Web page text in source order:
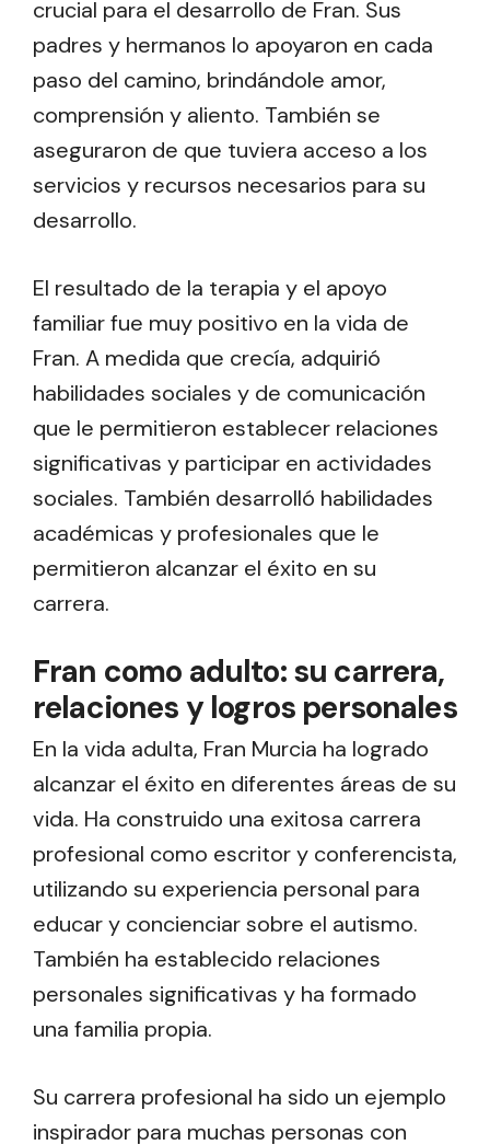
crucial para el desarrollo de Fran. Sus
padres y hermanos lo apoyaron en cada
paso del camino, brindándole amor,
comprensión y aliento. También se
aseguraron de que tuviera acceso a los
servicios y recursos necesarios para su
desarrollo.
El resultado de la terapia y el apoyo
familiar fue muy positivo en la vida de
Fran. A medida que crecía, adquirió
habilidades sociales y de comunicación
que le permitieron establecer relaciones
significativas y participar en actividades
sociales. También desarrolló habilidades
académicas y profesionales que le
permitieron alcanzar el éxito en su
carrera.
Fran como adulto: su carrera,
relaciones y logros personales
En la vida adulta, Fran Murcia ha logrado
alcanzar el éxito en diferentes áreas de su
vida. Ha construido una exitosa carrera
profesional como escritor y conferencista,
utilizando su experiencia personal para
educar y concienciar sobre el autismo.
También ha establecido relaciones
personales significativas y ha formado
una familia propia.
Su carrera profesional ha sido un ejemplo
inspirador para muchas personas con